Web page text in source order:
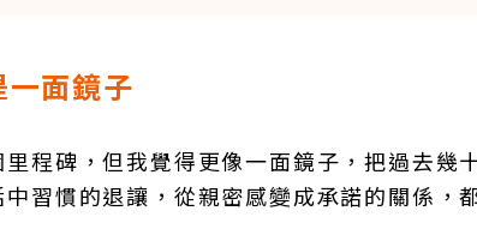
面鏡子
程碑，但我覺得更像一面鏡子，把過去幾
習慣的退讓，從親密感變成承諾的關係，